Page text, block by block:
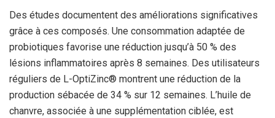
Des études documentent des améliorations significatives
grâce à ces composés. Une consommation adaptée de
probiotiques favorise une réduction jusqu’à 50 % des
lésions inflammatoires après 8 semaines. Des utilisateurs
réguliers de L-OptiZinc® montrent une réduction de la
production sébacée de 34 % sur 12 semaines. L’huile de
chanvre, associée à une supplémentation ciblée, est